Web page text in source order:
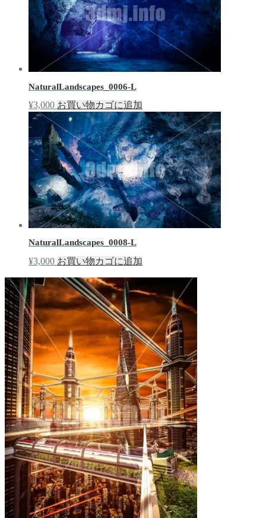
NaturalLandscapes_0006-L
¥3,000 お買い物カゴに追加
NaturalLandscapes_0008-L
¥3,000 お買い物カゴに追加